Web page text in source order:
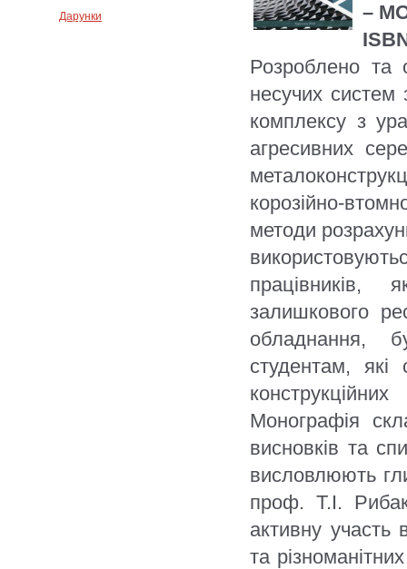
Дарунки
–
Розроблено та
несучих систем
комплексу з
агресивних
корозійно-
методи
працівників,
залишкового
обладнання,
студентам, які
Монографія
висновків та
висловлюють
проф. Т.I.
активну участь
та